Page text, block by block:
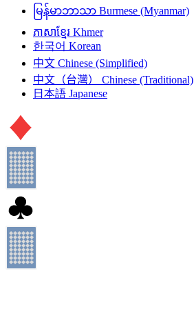
မြန်မာဘာသာ Burmese (Myanmar)
ភាសាខ្មែរ Khmer
한국어 Korean
中文 Chinese (Simplified)
中文（台灣）
Chinese (Traditional)
日本語 Japanese